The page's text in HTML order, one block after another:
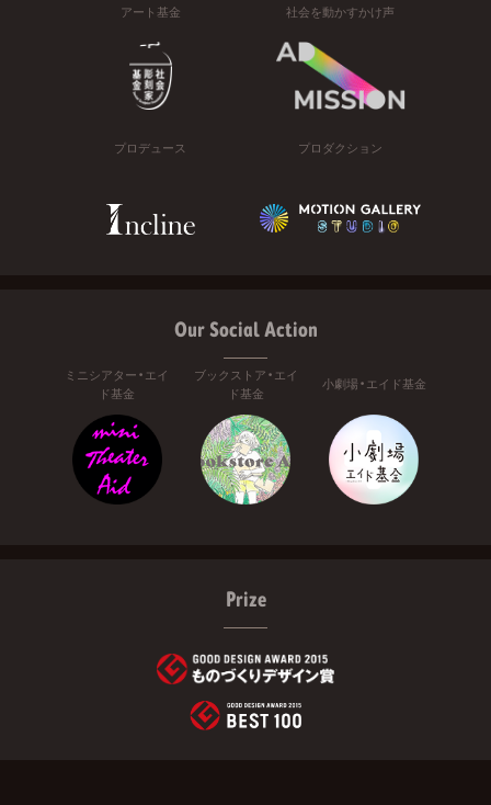
アート基金 社会を動かすかけ声
プロデュース プロダクション
Our Social Action
ミニシアター・エイ
ド基金
ブックストア・エイ
ド基金
小劇場・エイド基金
Prize